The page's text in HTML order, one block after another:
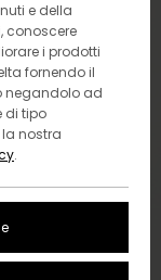
e della
conoscere
i prodotti
fornendo il
negandolo ad
di tipo
nostra
.